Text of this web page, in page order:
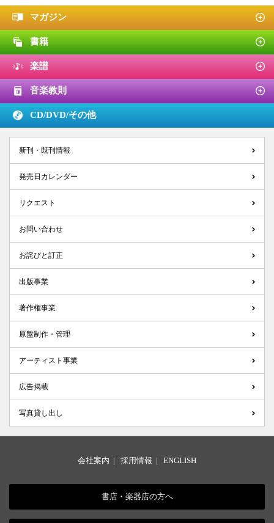
マガジン
書籍
楽譜
音楽教則
CD/DVD/その他
新刊・既刊情報
発売日カレンダー
リクエスト
お問い合わせ
お詫びと訂正
出版事業
著作権事業
原盤制作・管理
アーティスト事業
広告掲載
写真貸し出し
会社案内 | 採用情報 | ENGLISH
書店・楽器店の方へ